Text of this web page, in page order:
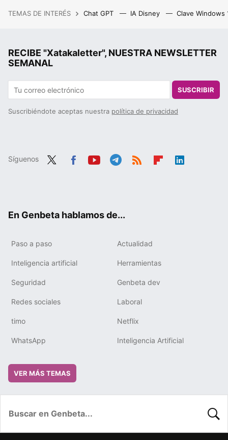
TEMAS DE INTERÉS Chat GPT IA Disney Clave Windows
RECIBE "Xatakaletter", NUESTRA NEWSLETTER
SEMANAL
SUSCRIBIR
Suscribiéndote aceptas nuestra política de privacidad
Síguenos
En Genbeta hablamos de...
Paso a paso Actualidad
Inteligencia artificial Herramientas
Seguridad Genbeta dev
Redes sociales Laboral
timo Netflix
WhatsApp Inteligencia Artificial
VER MÁS TEMAS